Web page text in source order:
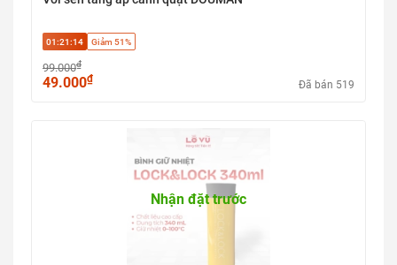
01:21:13 Giảm 51%
99.000₫
49.000₫ Đã bán 519
Nhận đặt trước